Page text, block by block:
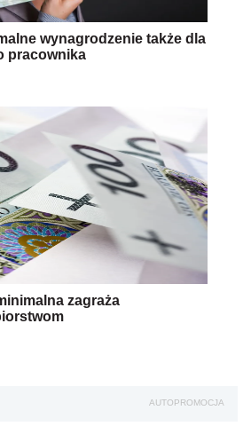
wynagrodzenie także dla
pracownika
zagraża
AUTOPROMOCJA